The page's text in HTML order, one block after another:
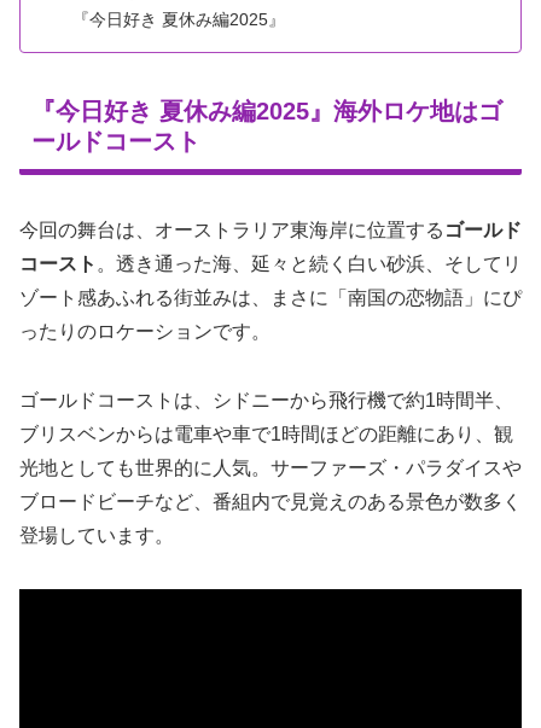
『今日好き 夏休み編2025』
『今日好き 夏休み編2025』海外ロケ地はゴ
ールドコースト
今回の舞台は、オーストラリア東海岸に位置する ゴールド
コースト 。透き通った海、延々と続く白い砂浜、そしてリ
ゾート感あふれる街並みは、まさに「南国の恋物語」にぴ
ったりのロケーションです。
ゴールドコーストは、シドニーから飛行機で約1時間半、
ブリスベンからは電車や車で1時間ほどの距離にあり、観
光地としても世界的に人気。サーファーズ・パラダイスや
ブロードビーチなど、番組内で見覚えのある景色が数多く
登場しています。